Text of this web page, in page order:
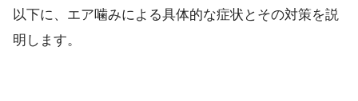
以下に、エア噛みによる具体的な症状とその対策を説
明します。